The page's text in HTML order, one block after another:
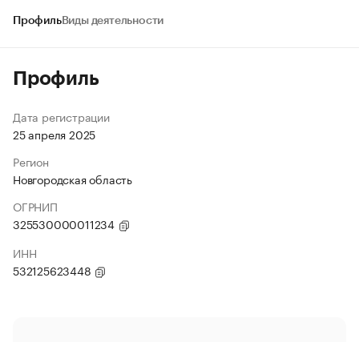
ПрофильВиды деятельности
Профиль
Дата регистрации
25 апреля 2025
Регион
Новгородская область
ОГРНИП
325530000011234
ИНН
532125623448